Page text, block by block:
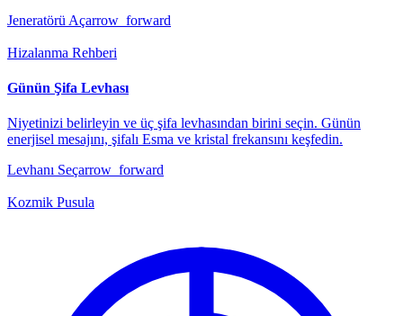
Jeneratörü Açarrow_forward
Hizalanma Rehberi
Günün Şifa Levhası
Niyetinizi belirleyin ve üç şifa levhasından birini seçin. Günün
enerjisel mesajını, şifalı Esma ve kristal frekansını keşfedin.
Levhanı Seçarrow_forward
Kozmik Pusula